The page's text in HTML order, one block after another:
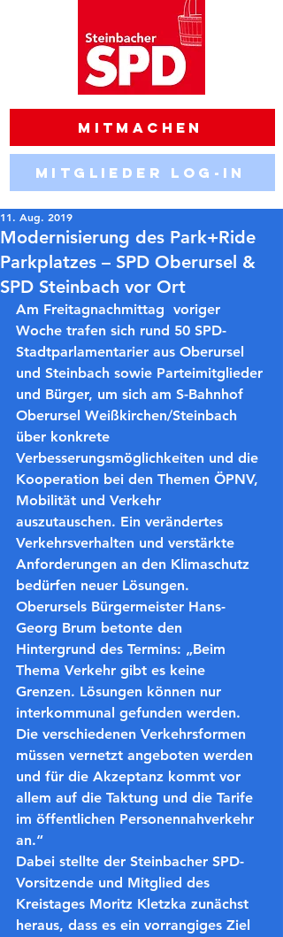
Mitglieder Log-in
Mitmachen
Modernisierung des Park+Ride
Parkplatzes – SPD Oberursel &
SPD Steinbach vor Ort
11. Aug. 2019
Am Freitagnachmittag  voriger
Woche trafen sich rund 50 SPD-
Stadtparlamentarier aus Oberursel
und Steinbach sowie Parteimitglieder
und Bürger, um sich am S-Bahnhof
Oberursel Weißkirchen/Steinbach
über konkrete
Verbesserungsmöglichkeiten und die
Kooperation bei den Themen ÖPNV,
Mobilität und Verkehr
auszutauschen. Ein verändertes
Verkehrsverhalten und verstärkte
Anforderungen an den Klimaschutz
bedürfen neuer Lösungen.
Oberursels Bürgermeister Hans-
Georg Brum betonte den
Hintergrund des Termins: „Beim
Thema Verkehr gibt es keine
Grenzen. Lösungen können nur
interkommunal gefunden werden.
Die verschiedenen Verkehrsformen
müssen vernetzt angeboten werden
und für die Akzeptanz kommt vor
allem auf die Taktung und die Tarife
im öffentlichen Personennahverkehr
an.“
Dabei stellte der Steinbacher SPD-
Vorsitzende und Mitglied des
Kreistages Moritz Kletzka zunächst
heraus, dass es ein vorrangiges Ziel